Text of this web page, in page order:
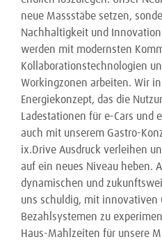
neue Massstäbe setzen,
Nachhaltigkeit und
werden mit modernsten
Kollaborationstechnologien
Workingzonen arbeiten. Wir
Energiekonzept, das die
Ladestationen für e-Cars und
auch mit unserem Gastro-
ix.Drive Ausdruck verleihen
auf ein neues Niveau heben.
dynamischen und
uns schuldig, mit innovativen
Bezahlsystemen zu
Haus-Mahlzeiten für unsere